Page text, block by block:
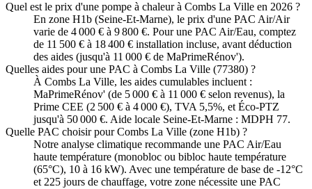
Quel est le prix d'une pompe à chaleur à Combs La Ville en 2026 ?
En zone H1b (Seine-Et-Marne), le prix d'une PAC Air/Air
varie de 4 000 € à 9 800 €. Pour une PAC Air/Eau, comptez
de 11 500 € à 18 400 € installation incluse, avant déduction
des aides (jusqu'à 11 000 € de MaPrimeRénov').
Quelles aides pour une PAC à Combs La Ville (77380) ?
À Combs La Ville, les aides cumulables incluent :
MaPrimeRénov' (de 5 000 € à 11 000 € selon revenus), la
Prime CEE (2 500 € à 4 000 €), TVA 5,5%, et Éco-PTZ
jusqu'à 50 000 €. Aide locale Seine-Et-Marne : MDPH 77.
Quelle PAC choisir pour Combs La Ville (zone H1b) ?
Notre analyse climatique recommande une PAC Air/Eau
haute température (monobloc ou bibloc haute température
(65°C), 10 à 16 kW). Avec une température de base de -12°C
et 225 jours de chauffage, votre zone nécessite une PAC